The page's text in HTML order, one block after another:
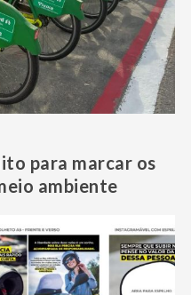
para marcar os
ambiente